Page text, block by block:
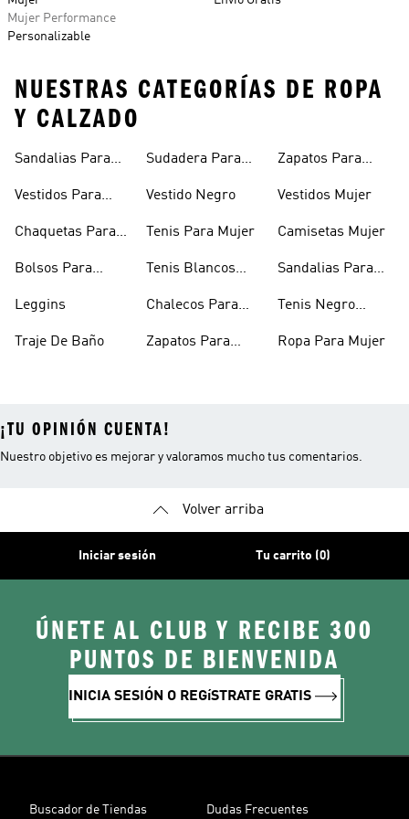
Mujer Performance
Personalizable
NUESTRAS CATEGORÍAS DE ROPA
Y CALZADO
Sandalias Para
Vestidos Para
Chaquetas Para
Bolsos Para
Leggins
Traje De Baño
Sudadera Para
Vestido Negro
Tenis Para Mujer
Tenis Blancos
Chalecos Para
Zapatos Para
Zapatos Para
Vestidos Mujer
Camisetas Mujer
Sandalias Para
Tenis Negro
Ropa Para Mujer
¡TU OPINIÓN CUENTA!
Nuestro objetivo es mejorar y valoramos mucho tus comentarios.
Volver arriba
Iniciar sesión Tu carrito (0)
ÚNETE AL CLUB Y RECIBE 300
PUNTOS DE BIENVENIDA
INICIA SESIÓN O REGíSTRATE GRATIS
Buscador de Tiendas Dudas Frecuentes